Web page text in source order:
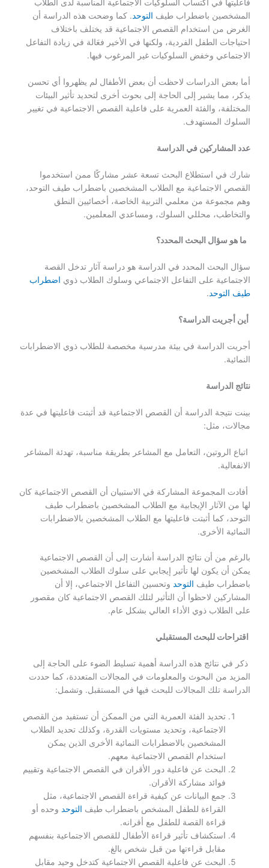
فاعليتها في اكتساب السلوكيات الاجتماعية المناسبة لدى الطلاب
المشخصين باضطراب طيف التوحد. كما وضحت هذه الدراسة أن
الغرض من استخدام القصص الاجتماعية قد يختلف باختلاف
احتياجات الطفل الفردية، ولكنها في الأخير فعَالة في زيادة التفاعل
الاجتماعي وخفض السلوكيات غير المرغوب فيها.
أما بعض الدراسات لاحظت أن بعض الأطفال لم يظهروا أي تحسن
يذكر، مما يشير إلى الحاجة إلى بحوث أخرى لتحديد تأثير البيئات
المختلفة، والفئة العمرية على فاعلية القصص الاجتماعية في تغيير
السلوك المستهدف.
عدد المشاركين في الدراسة
شارك في استطلاع البحث تسعة عشر مشاركًا ممن استخدموا
القصص الاجتماعية مع الطلاب المشخصين باضطراب طيف التوحد،
وهم مجموعة من معلمي التربية الخاصة، أخصائيين النطق
والتخاطب، محللي السلوك، ومساعدي المعلمين.
ما هو سؤال البحث المحدد؟
سؤال البحث المحدد في الدراسة هو دراسة آثار تدخل القصة
الاجتماعية على التفاعل الاجتماعي وسلوك الطلاب ذوي اضطراب
طيف التوحد.
أين أجريت الدراسة؟
أجريت الدراسة في بيئة مدرسية مخصصة للطلاب ذوي الاضطرابات
النمائية.
نتائج الدراسة
بينت نتيجة الدراسة أن القصص الاجتماعية قد أثبتت فاعليتها في عدة
مجالات، مثل:
اتباع الروتين، التعامل مع المشاعر بطريقة مناسبة، تهدئة المشاعر
الانفعالية.
أفادت المجموعة المشاركة في الاستبيان أن القصص الاجتماعية كان
لها من الآثار الإيجابية مع الطلاب المشخصين باضطراب طيف
التوحد، كما أثبتت فاعليتها مع الطلاب المشخصين بالاضطرابات
النمائية الأخرى.
بالرغم من أن نتائج الدراسة أشارت إلى أن القصص الاجتماعية
يمكن أن يكون لها تأثير إيجابي على سلوك الطلاب المشخصين
باضطراب طيف التوحد وتحسين التفاعل الاجتماعي، إلا أن
المشاركين لاحظوا أن التأثير لتلك القصص الاجتماعية كان مقصور
على الطلاب ذوي الأداء العالي بشكل عام.
اقتراحات للبحث المستقبلي
ذكر في نتائج هذه الدراسة أهمية تسليط الضوء على الحاجة إلى
المزيد من البحوث والمعلومات في المجالات المتعددة، كما حددت
الدراسة تلك المجالات للبحث فيها في المستقبل. وتشمل:
تحديد الفئة العمرية التي من الممكن أن تستفيد من القصص
الاجتماعية، وتحديد مستويات القدرة، وكذلك تحديد الطلاب
المشخصين بالاضطرابات النمائية الأخرى الذين يمكن
استخدام القصص الاجتماعية معهم.
البحث عن فاعلية دور الأقران في القصص الاجتماعية وتقييم
فوائد مشاركة الأقران.
جمع البيانات عن كيفية قراءة القصص الاجتماعية، مثل
القراءة للطفل المشخص باضطراب طيف التوحد وحده أو
قراءة القصة للطفل مع أقرانه.
استكشاف تأثير قراءة الأطفال للقصص الاجتماعية بنفسهم
مقابل قراءتها من قبل شخص بالغ.
البحث عن فاعلية القصص الاجتماعية كتدخل وحيد مقابل